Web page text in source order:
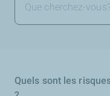
Quels sont les